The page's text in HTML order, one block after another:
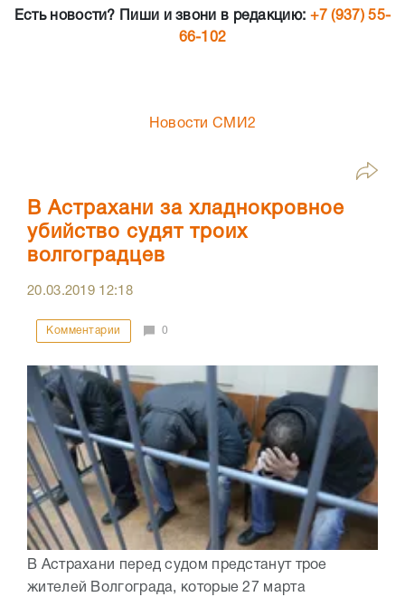
Есть новости? Пиши и звони в редакцию: +7 (937) 55-
66-102
Новости СМИ2
В Астрахани за хладнокровное
убийство судят троих
волгоградцев
20.03.2019 12:18
Комментарии 0
В Астрахани перед судом предстанут трое
жителей Волгограда, которые 27 марта